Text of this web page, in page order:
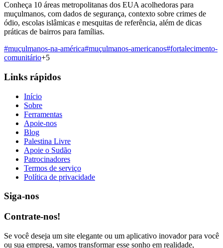
Conheça 10 áreas metropolitanas dos EUA acolhedoras para
muçulmanos, com dados de segurança, contexto sobre crimes de
ódio, escolas islâmicas e mesquitas de referência, além de dicas
práticas de bairros para famílias.
#muçulmanos-na-américa#muçulmanos-americanos#fortalecimento-
comunitário+5
Links rápidos
Início
Sobre
Ferramentas
Apoie-nos
Blog
Palestina Livre
Apoie o Sudão
Patrocinadores
Termos de serviço
Política de privacidade
Siga-nos
Contrate-nos!
Se você deseja um site elegante ou um aplicativo inovador para você
ou sua empresa, vamos transformar esse sonho em realidade,